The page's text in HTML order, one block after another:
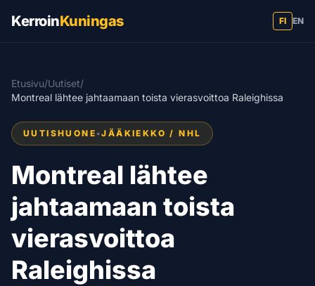
KerroinKuningas FI EN
Etusivu/Uutiset/
Montreal lähtee jahtaamaan toista vierasvoittoa Raleighissa
UUTISHUONE •JÄÄKIEKKO / NHL
Montreal lähtee
jahtaamaan toista
vierasvoittoa
Raleighissa